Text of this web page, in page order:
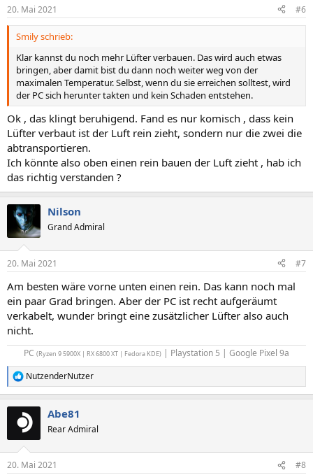
20. Mai 2021 #6
Smily schrieb:
Klar kannst du noch mehr Lüfter verbauen. Das wird auch etwas
bringen, aber damit bist du dann noch weiter weg von der
maximalen Temperatur. Selbst, wenn du sie erreichen solltest, wird
der PC sich herunter takten und kein Schaden entstehen.
Ok , das klingt beruhigend. Fand es nur komisch , dass kein
Lüfter verbaut ist der Luft rein zieht, sondern nur die zwei die
abtransportieren.
Ich könnte also oben einen rein bauen der Luft zieht , hab ich
das richtig verstanden ?
Nilson
Grand Admiral
20. Mai 2021 #7
Am besten wäre vorne unten einen rein. Das kann noch mal
ein paar Grad bringen. Aber der PC ist recht aufgeräumt
verkabelt, wunder bringt eine zusätzlicher Lüfter also auch
nicht.
PC (Ryzen 9 5900X | RX 6800 XT | Fedora KDE) | Playstation 5 | Google Pixel 9a​
R
e
e
NutzenderNutzer
Abe81
Rear Admiral
20. Mai 2021 #8